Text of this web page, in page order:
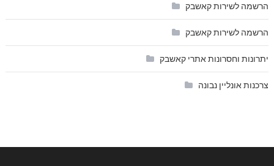
הרשמה לשירות קאשבק
הרשמה לשירות קאשבק
יתרונות וחסרונות אתרי קאשבק
צרכנות אונליין נבונה